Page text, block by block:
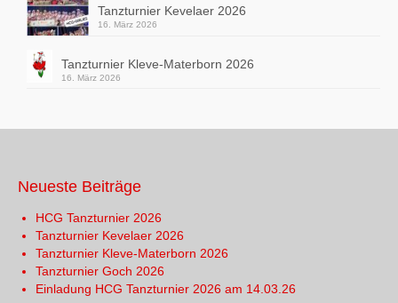
Tanzturnier Kevelaer 2026
16. März 2026
Tanzturnier Kleve-Materborn 2026
16. März 2026
Neueste Beiträge
HCG Tanzturnier 2026
Tanzturnier Kevelaer 2026
Tanzturnier Kleve-Materborn 2026
Tanzturnier Goch 2026
Einladung HCG Tanzturnier 2026 am 14.03.26